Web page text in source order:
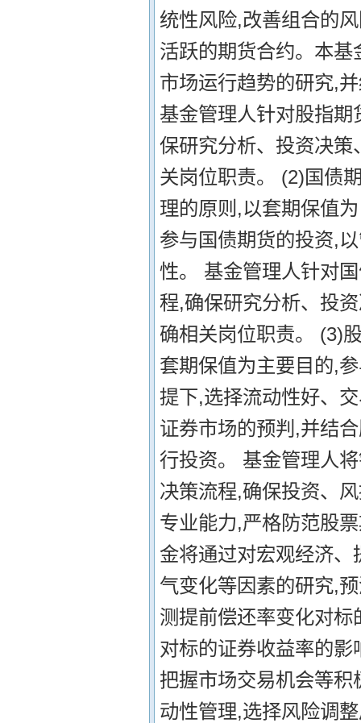
统性风险,改善组合的
活跃的期货合约。本
市场运行趋势的研究,
基金管理人针对股指
保研究分析、投资决
关岗位职责。 (2)国债
理的原则,以套期保值
参与国债期货的投资,
性。 基金管理人针对
程,确保研究分析、投
确相关岗位职责。 (3)
套期保值为主要目的,
提下,选择流动性好、
证券市场的预判,并结
行投资。 基金管理人
决策流程,确保投资、
专业能力,严格防范股
金将通过对宏观经济
气变化等因素的研究,
测提前偿还率变化对
对标的证券收益率的
把握市场交易机会等
动性管理,选择风险调